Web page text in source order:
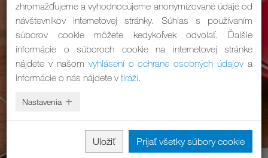
zhromažďujeme a vyhodnocujeme anonymizované údaje od
návštevníkov internetovej stránky. Súhlas s používaním
súborov cookie môžete kedykoľvek odvolať. Ďalšie
informácie o súboroch cookie na internetovej stránke
nájdete v našom vyhlásení o ochrane osobných údajov a
informácie o nás nájdete v tiráži.
Nastavenia
Uložiť Prijať všetky súbory cookie